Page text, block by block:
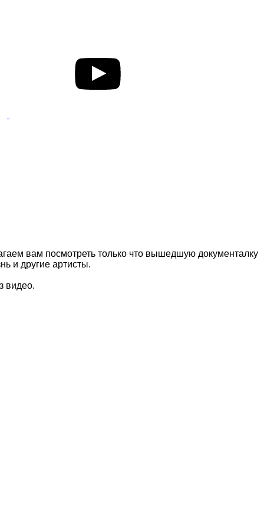
вам посмотреть только что вышедшую документалку
и другие артисты.
видео.